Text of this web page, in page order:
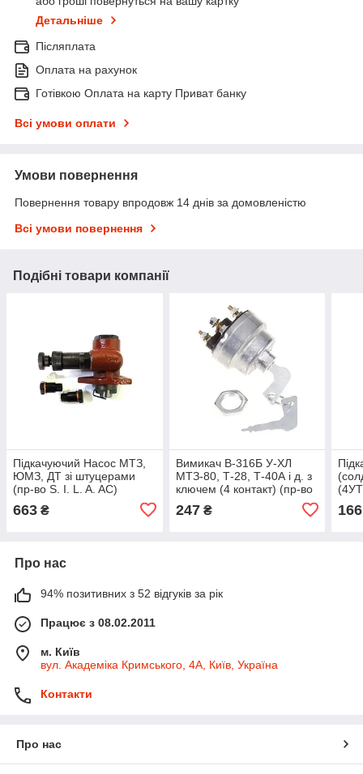
Детальніше
Післяплата
Оплата на рахунок
Готівкою Оплата на карту Приват банку
Всі умови оплати
Умови повернення
Повернення товару впродовж 14 днів за домовленістю
Всі умови повернення
Подібні товари компанії
Підкачуючий Насос МТЗ,
ЮМЗ, ДТ зі штуцерами
(пр-во S. I. L. A. AC)
663 ₴
Вимикач В-316Б У-ХЛ
МТЗ-80, Т-28, Т-40А і д. з
ключем (4 контакт) (пр-во
ХЛЛ-ХЛ
247₴ 166
Про нас
94% позитивних з 52 відгуків за рік
Працює з 08.02.2011
м. Київ
вул. Академіка Кримського, 4А, Київ, Україна
Контакти
Про нас